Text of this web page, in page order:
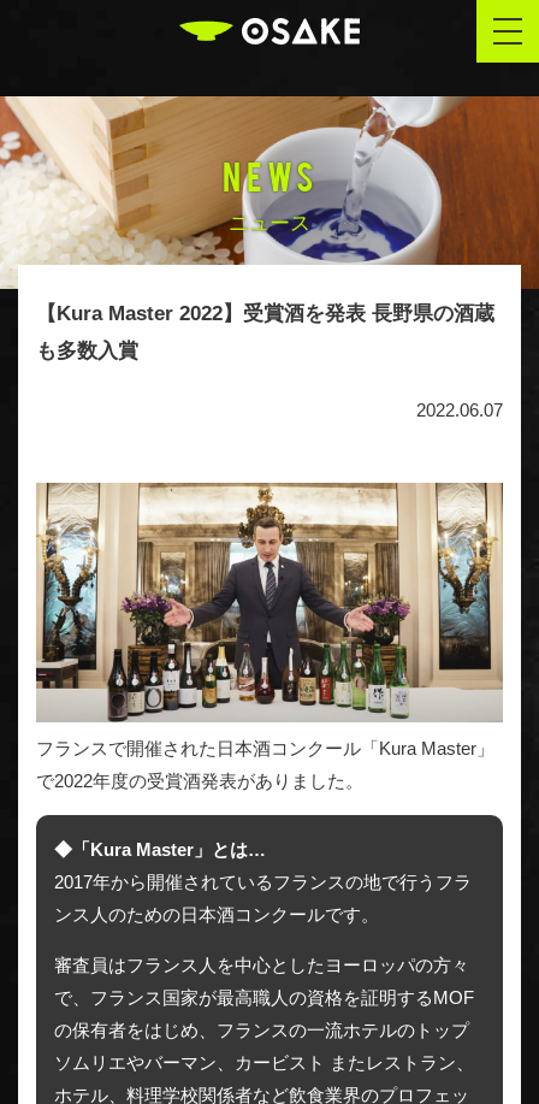
NEWS
ニュース
【Kura Master 2022】受賞酒を発表 長野県の酒蔵
も多数入賞
2022.06.07
フランスで開催された日本酒コンクール「Kura Master」
で2022年度の受賞酒発表がありました。
◆「Kura Master」とは…
2017年から開催されているフランスの地で行うフラ
ンス人のための日本酒コンクールです。
審査員はフランス人を中心としたヨーロッパの方々
で、フランス国家が最高職人の資格を証明するMOF
の保有者をはじめ、フランスの一流ホテルのトップ
ソムリエやバーマン、カービスト またレストラン、
ホテル、料理学校関係者など飲食業界のプロフェッ